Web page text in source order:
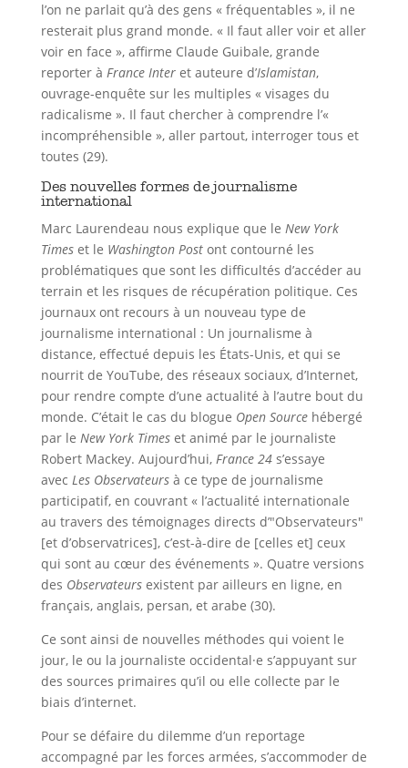
l’on ne parlait qu’à des gens « fréquentables », il ne
resterait plus grand monde. « Il faut aller voir et aller
voir en face », affirme Claude Guibale, grande
reporter à France Interet auteure d’Islamistan,
ouvrage-enquête sur les multiples « visages du
radicalisme ». Il faut chercher à comprendre l’«
incompréhensible », aller partout, interroger tous et
toutes (29).
Des nouvelles formes de journalisme
international
Marc Laurendeau nous explique que le New York
Timeset le Washington Postont contourné les
problématiques que sont les difficultés d’accéder au
terrain et les risques de récupération politique. Ces
journaux ont recours à un nouveau type de
journalisme international : Un journalisme à
distance, effectué depuis les États-Unis, et qui se
nourrit de YouTube, des réseaux sociaux, d’Internet,
pour rendre compte d’une actualité à l’autre bout du
monde. C’était le cas du blogue Open Sourcehébergé
par le New York Timeset animé par le journaliste
Robert Mackey. Aujourd’hui, France 24 s’essaye
avec Les Observateurs à ce type de journalisme
participatif, en couvrant « l’actualité internationale
au travers des témoignages directs d’"Observateurs"
[et d’observatrices], c’est-à-dire de [celles et] ceux
qui sont au cœur des événements ». Quatre versions
des Observateurs existent par ailleurs en ligne, en
français, anglais, persan, et arabe (30).
Ce sont ainsi de nouvelles méthodes qui voient le
jour, le ou la journaliste occidental·e s’appuyant sur
des sources primaires qu’il ou elle collecte par le
biais d’internet.
Pour se défaire du dilemme d’un reportage
accompagné par les forces armées, s’accommoder de